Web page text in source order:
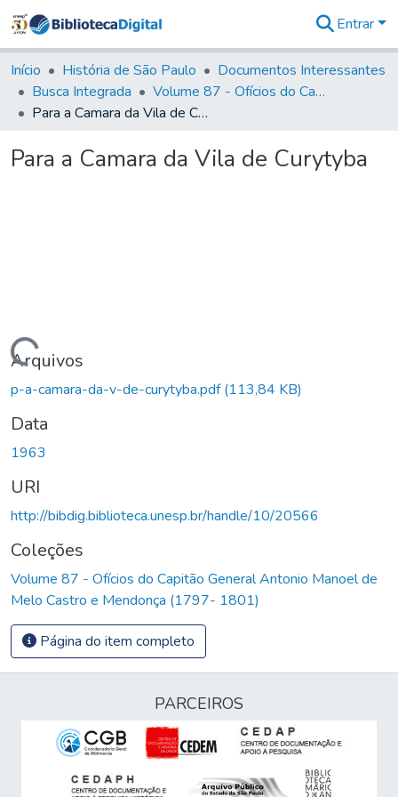
&
Coleções
Tudo na
Biblioteca
Estatísticas
Entrar
Início História de São Paulo
Documentos Interessantes
Busca Integrada
Volume 87 - Ofícios do Capitão General Antonio Manoel de Melo Castro e Mendonça (1797- 1801)
Para a Camara da Vila de Curytyba
Para a Camara da Vila de Curytyba
Carregando...
Arquivos
p-a-camara-da-v-de-curytyba.pdf(113,84 KB)
Data
1963
URI
http://bibdig.biblioteca.unesp.br/handle/10/20566
Coleções
Volume 87 - Ofícios do Capitão General Antonio Manoel de
Melo Castro e Mendonça (1797- 1801)
Página do item completo
PARCEIROS